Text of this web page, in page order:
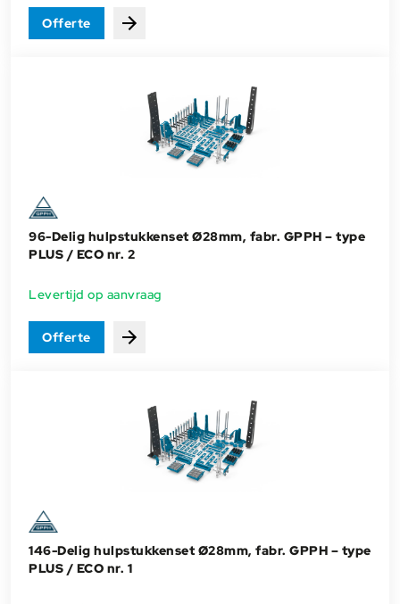
Offerte Bekijken
96-Delig hulpstukkenset Ø28mm, fabr. GPPH – type
PLUS / ECO nr. 2
Levertijd op aanvraag
Offerte Bekijken
146-Delig hulpstukkenset Ø28mm, fabr. GPPH – type
PLUS / ECO nr. 1